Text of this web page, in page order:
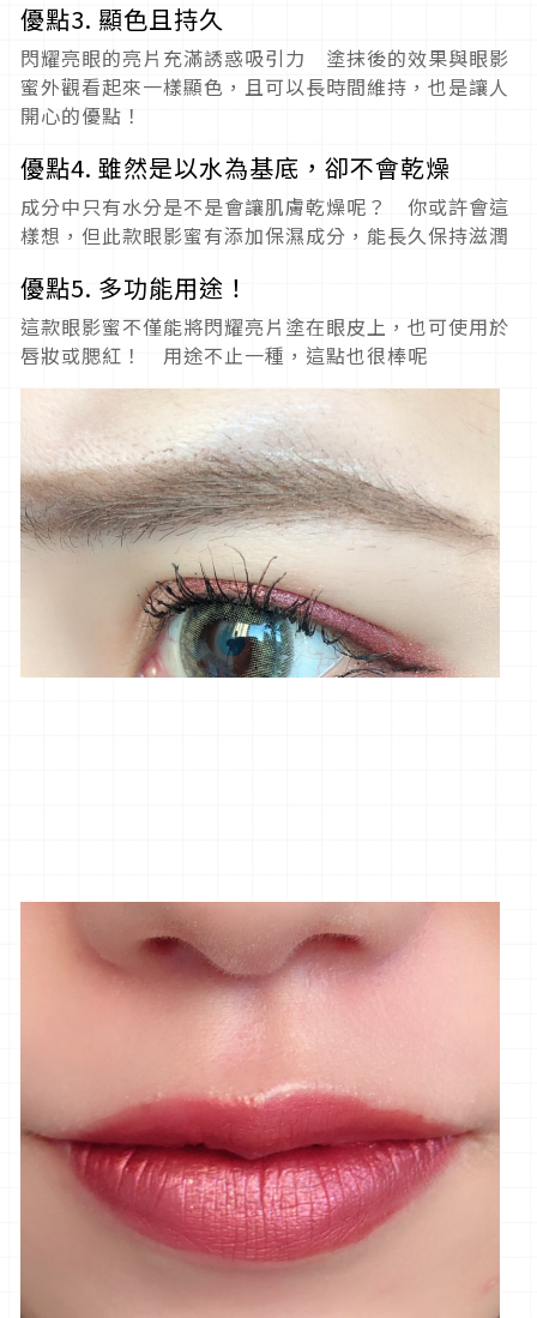
優點3. 顯色且持久
閃耀亮眼的亮片充滿誘惑吸引力 塗抹後的效果與眼影
蜜外觀看起來一樣顯色，且可以長時間維持，也是讓人
開心的優點！
優點4. 雖然是以水為基底，卻不會乾燥
成分中只有水分是不是會讓肌膚乾燥呢？ 你或許會這
樣想，但此款眼影蜜有添加保濕成分，能長久保持滋潤
優點5. 多功能用途！
這款眼影蜜不僅能將閃耀亮片塗在眼皮上，也可使用於
唇妝或腮紅！ 用途不止一種，這點也很棒呢